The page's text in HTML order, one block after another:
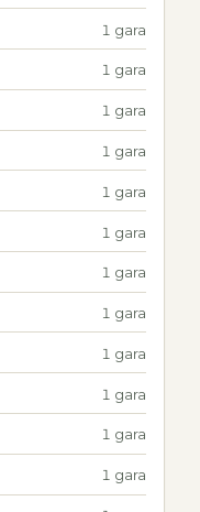
1 gara
1 gara
1 gara
1 gara
1 gara
1 gara
1 gara
1 gara
1 gara
1 gara
1 gara
1 gara